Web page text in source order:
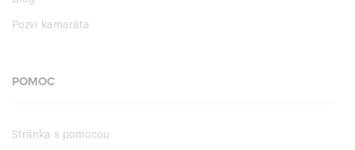
Pozvi kamaráta
POMOC
Stránka s pomocou